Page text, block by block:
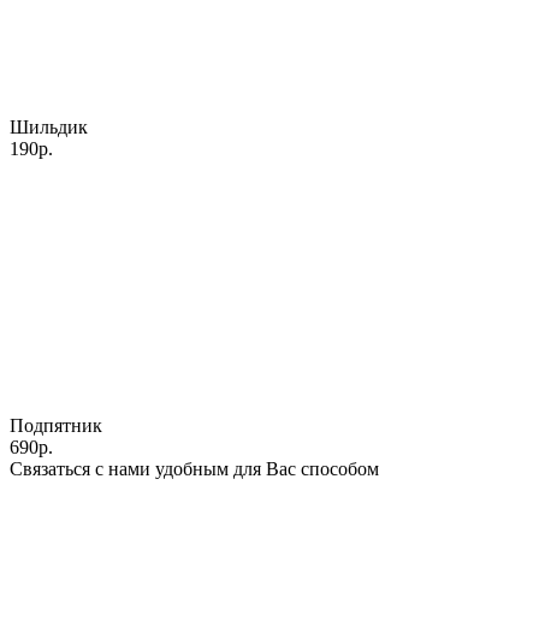
Шильдик
190р.
Подпятник
690р.
Связаться с нами удобным для Вас способом